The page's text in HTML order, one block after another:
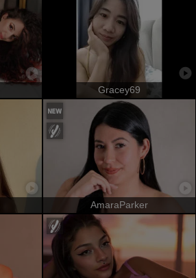
Gracey69
AmaraParker